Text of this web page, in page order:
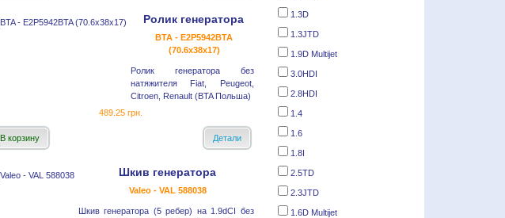
Ролик генератора
BTA - E2P5942BTA
(70.6x38x17)
Ролик генератора без
натяжителя Fiat, Peugeot,
Citroen, Renault (BTA Польша)
489.25 грн.
В корзину Детали
Шкив генератора
Valeo - VAL 588038
Шкив генератора (5 ребер) на 1.9dCI без
1.3D
1.3JTD
1.9D Multijet
3.0HDI
2.8HDI
1.4
1.6
1.8I
2.5TD
2.3JTD
1.6D Multijet